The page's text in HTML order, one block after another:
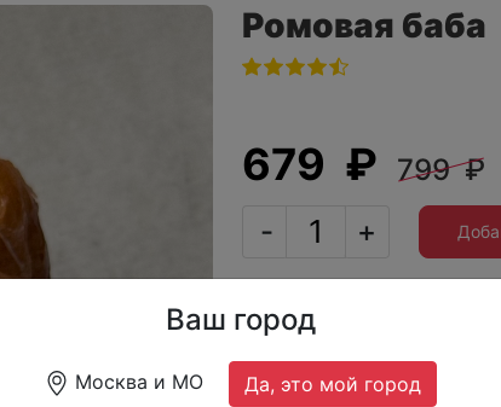
Ваш город
Москва и МО Да, это мой город
Next
Ромовая баба
679 ₽ 799 ₽
- +
Производитель